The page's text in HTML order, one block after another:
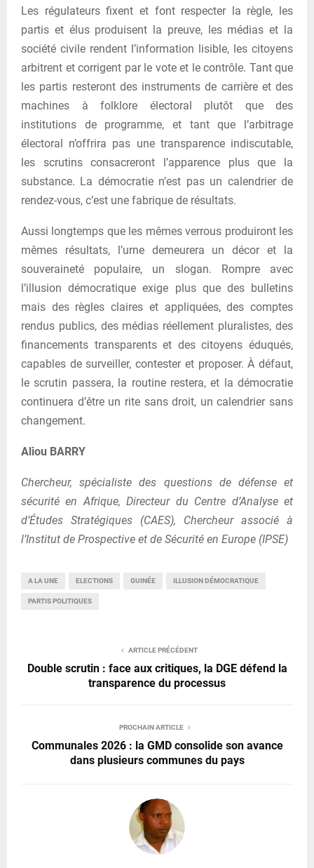
Les régulateurs fixent et font respecter la règle, les
partis et élus produisent la preuve, les médias et la
société civile rendent l’information lisible, les citoyens
arbitrent et corrigent par le vote et le contrôle. Tant que
les partis resteront des instruments de carrière et des
machines à folklore électoral plutôt que des
institutions de programme, et tant que l’arbitrage
électoral n’offrira pas une transparence indiscutable,
les scrutins consacreront l’apparence plus que la
substance. La démocratie n’est pas un calendrier de
rendez-vous, c’est une fabrique de résultats.
Aussi longtemps que les mêmes verrous produiront les
mêmes résultats, l’urne demeurera un décor et la
souveraineté populaire, un slogan. Rompre avec
l’illusion démocratique exige plus que des bulletins
mais des règles claires et appliquées, des comptes
rendus publics, des médias réellement pluralistes, des
financements transparents et des citoyens éduqués,
capables de surveiller, contester et proposer. À défaut,
le scrutin passera, la routine restera, et la démocratie
continuera d’être un rite sans droit, un calendrier sans
changement.
Aliou BARRY
Chercheur, spécialiste des questions de défense et
sécurité en Afrique, Directeur du Centre d’Analyse et
d’Études Stratégiques (CAES), Chercheur associé à
l’Institut de Prospective et de Sécurité en Europe (IPSE)
A LA UNE ELECTIONS GUINÉE ILLUSION DÉMOCRATIQUE
PARTIS POLITIQUES
ARTICLE PRÉCÉDENT
Double scrutin : face aux critiques, la DGE défend la
transparence du processus
PROCHAIN ARTICLE
Communales 2026 : la GMD consolide son avance
dans plusieurs communes du pays